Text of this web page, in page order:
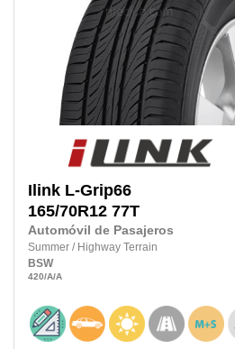
Ilink L-Grip66
165/70R12 77T
Automóvil de Pasajeros
Summer / Highway Terrain
BSW
420/A/A